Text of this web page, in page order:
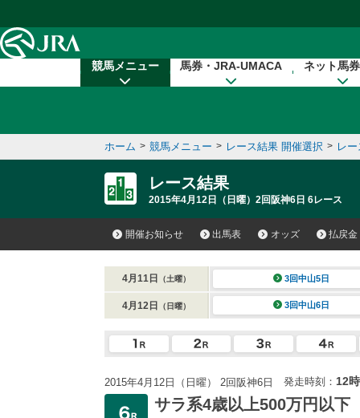
競馬メニュー 馬券・JRA-UMACA ネット馬
ホーム > 競馬メニュー > レース結果 開催選択 > レ
レース結果
2015年4月12日（日曜）2回阪神6日 6レース
開催お知らせ 出馬表 オッズ 払戻金
4月11日 （土曜） 3回中山5日
4月12日 （日曜） 3回中山6日
2015年4月12日（日曜） 2回阪神6日 発走時刻： 12
サラ系4歳以上500万円以下